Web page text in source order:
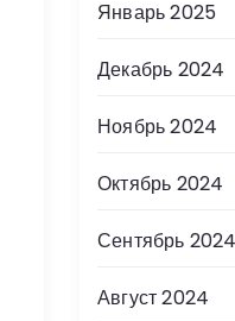
Январь 2025
Декабрь 2024
Ноябрь 2024
Октябрь 2024
Сентябрь 2024
Август 2024